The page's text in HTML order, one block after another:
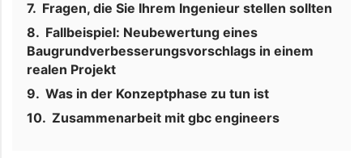
Fragen, die Sie Ihrem Ingenieur stellen sollten
Fallbeispiel: Neubewertung eines
Baugrundverbesserungsvorschlags in einem
realen Projekt
Was in der Konzeptphase zu tun ist
Zusammenarbeit mit gbc engineers